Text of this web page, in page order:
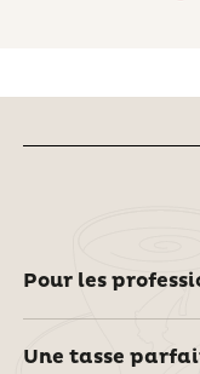
Pour les
Une tasse